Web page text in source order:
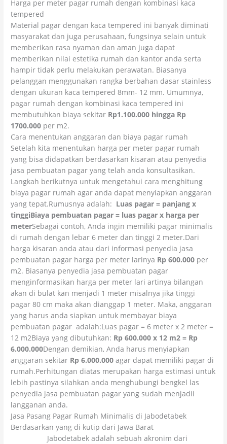
Harga per meter pagar rumah dengan kombinasi kaca
tempered
Material pagar dengan kaca tempered ini banyak diminati
masyarakat dan juga perusahaan, fungsinya selain untuk
memberikan rasa nyaman dan aman juga dapat
memberikan nilai estetika rumah dan kantor anda serta
hampir tidak perlu melakukan perawatan. Biasanya
pelanggan menggunakan rangka berbahan dasar stainless
dengan ukuran kaca tempered 8mm- 12 mm. Umumnya,
pagar rumah dengan kombinasi kaca tempered ini
membutuhkan biaya sekitar Rp1.100.000 hingga Rp
1700.000 per m2.
Cara menentukan anggaran dan biaya pagar rumah
Setelah kita menentukan harga per meter pagar rumah
yang bisa didapatkan berdasarkan kisaran atau penyedia
jasa pembuatan pagar yang telah anda konsultasikan.
Langkah berikutnya untuk mengetahui cara menghitung
biaya pagar rumah agar anda dapat menyiapkan anggaran
yang tepat.Rumusnya adalah: Luas pagar = panjang x
tinggiBiaya pembuatan pagar = luas pagar x harga per
meterSebagai contoh, Anda ingin memiliki pagar minimalis
di rumah dengan lebar 6 meter dan tinggi 2 meter.Dari
harga kisaran anda atau dari informasi penyedia jasa
pembuatan pagar harga per meter larinya Rp 600.000 per
m2. Biasanya penyedia jasa pembuatan pagar
menginformasikan harga per meter lari artinya bilangan
akan di bulat kan menjadi 1 meter misalnya jika tinggi
pagar 80 cm maka akan dianggap 1 meter. Maka, anggaran
yang harus anda siapkan untuk membayar biaya
pembuatan pagar adalah:Luas pagar = 6 meter x 2 meter =
12 m2Biaya yang dibutuhkan: Rp 600.000 x 12 m2 = Rp
6.000.000Dengan demikian, Anda harus menyiapkan
anggaran sekitar Rp 6.000.000 agar dapat memiliki pagar di
rumah.Perhitungan diatas merupakan harga estimasi untuk
lebih pastinya silahkan anda menghubungi bengkel las
penyedia jasa pembuatan pagar yang sudah menjadii
langganan anda.
Jasa Pasang Pagar Rumah Minimalis di Jabodetabek
Berdasarkan yang di kutip dari Jawa Barat
Jabodetabek adalah sebuah akronim dari